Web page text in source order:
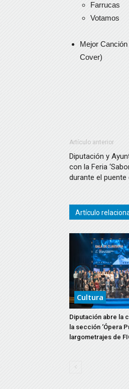
Farrucas
Votamos
Mejor
Cover)
Artículo anterior
Diputación y
con la Feria
durante el puente
Artículo
Cultura
Diputación abre la
la sección ‘Ópera
largometrajes de